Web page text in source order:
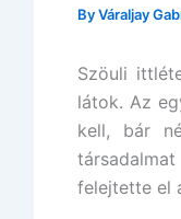
ByVáraljay
Szöuli
látok. Az
kell, bár
felejtette el